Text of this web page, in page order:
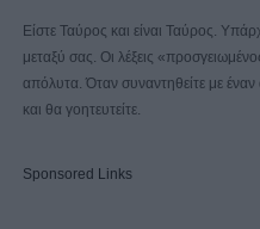
Είστε Ταύρος και είναι Ταύρος.
μεταξύ σας. Οι λέξεις
απόλυτα. Όταν συναντηθείτε με
και θα γοητευτείτε.
Sponsored Links